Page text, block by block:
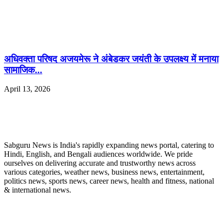
अधिवक्ता परिषद अजयमेरू ने अंबेडकर जयंती के उपलक्ष्य में मनाया
सामाजिक...
April 13, 2026
Sabguru News is India's rapidly expanding news portal, catering to
Hindi, English, and Bengali audiences worldwide. We pride
ourselves on delivering accurate and trustworthy news across
various categories, weather news, business news, entertainment,
politics news, sports news, career news, health and fitness, national
& international news.